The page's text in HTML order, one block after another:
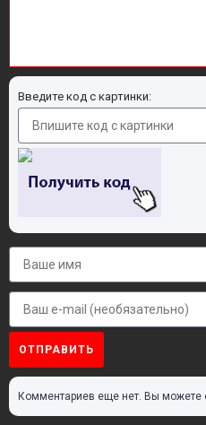
Введите код с картинки:
ОТПРАВИТЬ
Комментариев еще нет. Вы можете